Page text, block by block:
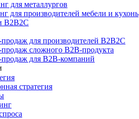
для металлургов
для производителей мебели и кухонь
B2B2C
для производителей B2B2C
сложного B2B-продукта
для B2B-компаний
стратегия